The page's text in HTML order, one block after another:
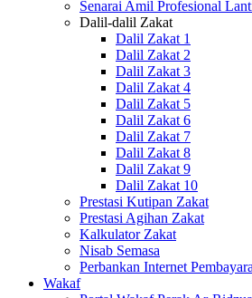
Senarai Amil Profesional
Dalil-dalil Zakat
Dalil Zakat 1
Dalil Zakat 2
Dalil Zakat 3
Dalil Zakat 4
Dalil Zakat 5
Dalil Zakat 6
Dalil Zakat 7
Dalil Zakat 8
Dalil Zakat 9
Dalil Zakat 10
Prestasi Kutipan Zakat
Prestasi Agihan Zakat
Kalkulator Zakat
Nisab Semasa
Perbankan Internet
Wakaf